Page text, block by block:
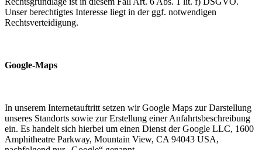
Unser berechtigtes Interesse liegt in der ggf. notwendigen
Rechtsverteidigung.
Google-Maps
In unserem Internetauftritt setzen wir Google Maps zur Darstellung
unseres Standorts sowie zur Erstellung einer Anfahrtsbeschreibung
ein. Es handelt sich hierbei um einen Dienst der Google LLC, 1600
Amphitheatre Parkway, Mountain View, CA 94043 USA,